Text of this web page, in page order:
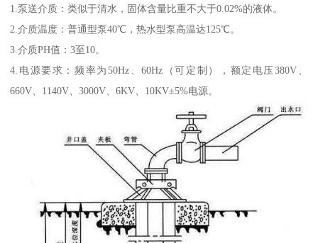
1.泵送介质：类似于清水，固体含量比重不大于0.02%的液体。
2.介质温度：普通型泵40℃，热水型泵高温达125℃。
3.介质PH值：3至10。
4.电源要求：频率为50Hz、60Hz（可定制），额定电压380V、
660V、1140V、3000V、6KV、10KV±5%电源。